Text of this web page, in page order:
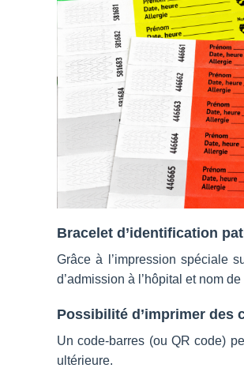
Bracelet d’identification
Grâce à l’impression spéciale
d’admission à l’hôpital et nom
Possibilité d’imprimer des
Un code-barres (ou QR code)
ultérieure.